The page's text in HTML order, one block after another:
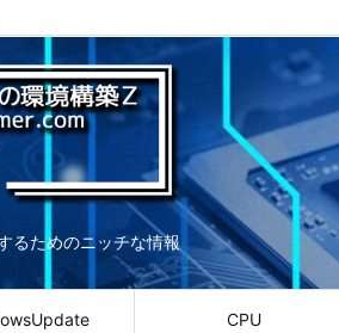
るためのニッチな情報
CPU